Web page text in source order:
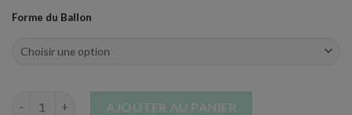
Forme du Ballon
AJOUTER AU PANIER